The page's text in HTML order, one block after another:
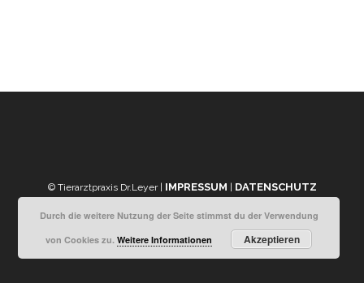
© Tierarztpraxis Dr.Leyer | IMPRESSUM DATENSCHUTZ
Durch die weitere Nutzung der Seite stimmst du der Verwendung
von Cookies zu.Weitere Informationen Akzeptieren